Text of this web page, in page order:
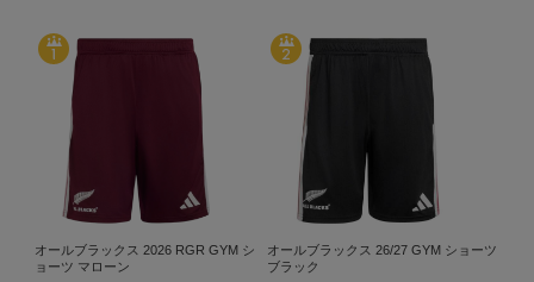
オールブラックス 2026 RGR GYM シ
ョーツ マローン
オールブラックス 26/27 GYM ショーツ
ブラック